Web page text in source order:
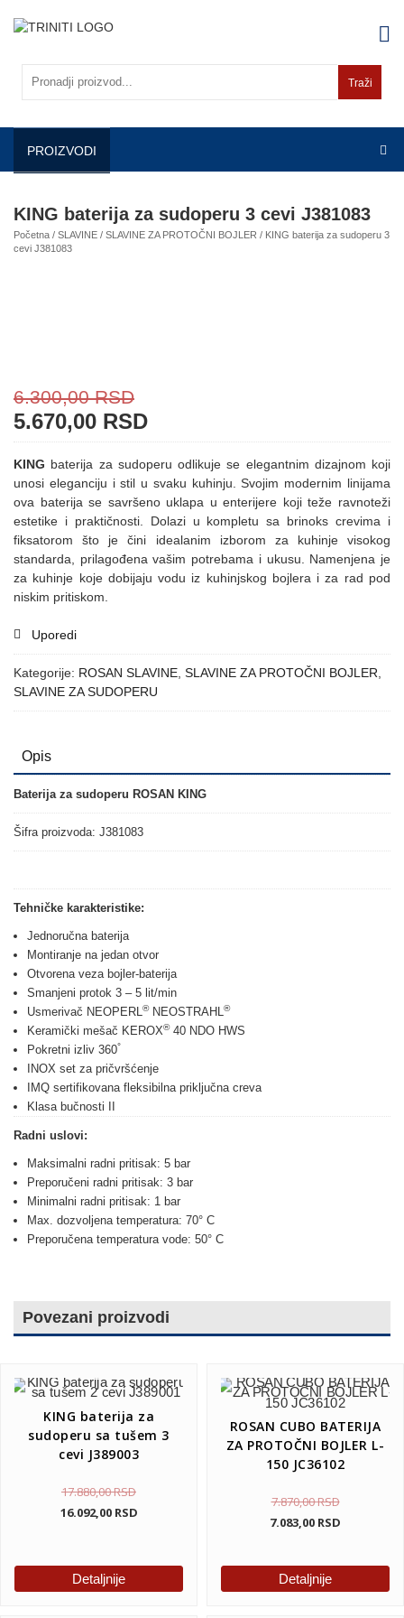
Traži
PROIZVODI
KING baterija za sudoperu 3 cevi J381083
Početna / SLAVINE / SLAVINE ZA PROTOČNI BOJLER / KING baterija za sudoperu 3
cevi J381083
6.300,00RSD
5.670,00 RSD
KING baterija za sudoperu odlikuje se elegantnim dizajnom koji
unosi eleganciju i stil u svaku kuhinju. Svojim modernim linijama
ova baterija se savršeno uklapa u enterijere koji teže ravnoteži
estetike i praktičnosti. Dolazi u kompletu sa brinoks crevima i
fiksatorom što je čini idealanim izborom za kuhinje visokog
standarda, prilagođena vašim potrebama i ukusu. Namenjena je
za kuhinje koje dobijaju vodu iz kuhinjskog bojlera i za rad pod
niskim pritiskom.
Uporedi
Kategorije: ROSAN SLAVINE SLAVINE ZA PROTOČNI BOJLER
SLAVINE ZA SUDOPERU
Opis
Baterija za sudoperu ROSAN KING
Šifra proizvoda: J381083
Tehničke karakteristike:
Jednoručna baterija
Montiranje na jedan otvor
Otvorena veza bojler-baterija
Smanjeni protok 3 – 5 lit/min
Usmerivač NEOPERL
®NEOSTRAHL ®
Keramički mešač KEROX®40 NDO HWS
Pokretni izliv 360°
INOX set za pričvršćenje
IMQ sertifikovana fleksibilna priključna creva
Klasa bučnosti II
Radni uslovi:
Maksimalni radni pritisak: 5 bar
Preporučeni radni pritisak: 3 bar
Minimalni radni pritisak: 1 bar
Max. dozvoljena temperatura: 70° C
Preporučena temperatura vode: 50° C
Povezani proizvodi
KING baterija za
sudoperu sa tušem 3
cevi J389003
17.880,00RSD
16.092,00 RSD
Detaljnije
ROSAN CUBO BATERIJA
ZA PROTOČNI BOJLER L-
150 JC36102
7.870,00RSD
7.083,00 RSD
Detaljnije